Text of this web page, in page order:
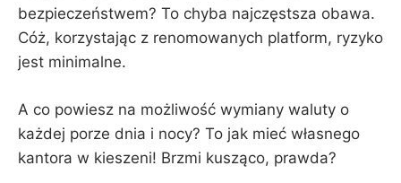
bezpieczeństwem? To chyba najczęstsza obawa.
Cóż, korzystając z renomowanych platform, ryzyko
jest minimalne.
A co powiesz na możliwość wymiany waluty o
każdej porze dnia i nocy? To jak mieć własnego
kantora w kieszeni! Brzmi kusząco, prawda?